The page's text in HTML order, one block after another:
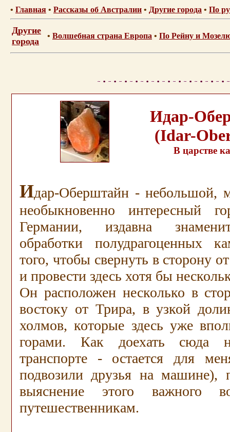
• Главная • Рассказы об Австралии • Другие города • По
Другие
города
• Волшебная страна Европа • По Рейну и
Идар-
(Idar-
В царстве
Идар-Оберштайн - небольшой,
необыкновенно интересный
Германии, издавна
обработки полудрагоценных
того, чтобы свернуть в сторону
и провести здесь хотя бы
Он расположен несколько в
востоку от Трира, в узкой
холмов, которые здесь уже
горами. Как доехать сюда
транспорте - остается для
подвозили друзья на машине),
выяснение этого важного
путешественникам.